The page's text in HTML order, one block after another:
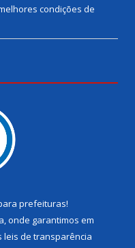
condições de
prefeituras!
onde garantimos em
leis de transparência